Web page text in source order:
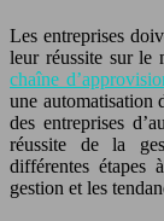
Les entreprises
leur réussite sur le
chaîne
une automatisation
des entreprises
réussite de la
différentes étapes
gestion et les